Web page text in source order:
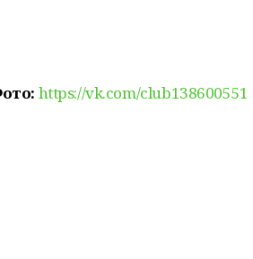
https://vk.com/club138600551